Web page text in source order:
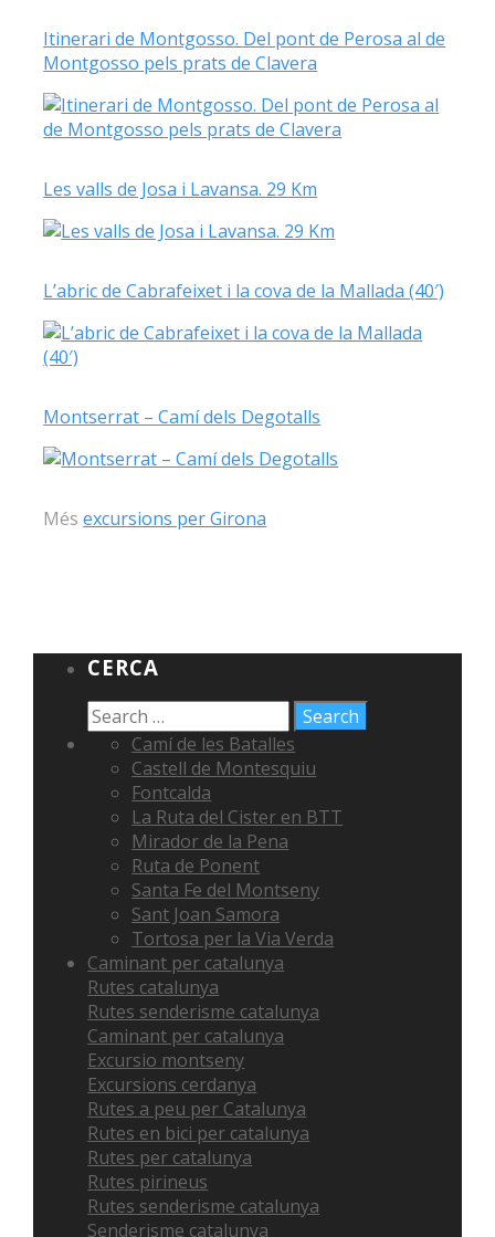
Itinerari de Montgosso. Del pont de Perosa al de
Montgosso pels prats de Clavera
Les valls de Josa i Lavansa. 29 Km
L’abric de Cabrafeixet i la cova de la Mallada (40′)
Montserrat – Camí dels Degotalls
Mésexcursions per Girona
CERCA
Camí de les Batalles
Castell de Montesquiu
Fontcalda
La Ruta del Cister en BTT
Mirador de la Pena
Ruta de Ponent
Santa Fe del Montseny
Sant Joan Samora
Tortosa per la Via Verda
Caminant per catalunya
Rutes catalunya
Rutes senderisme catalunya
Caminant per catalunya
Excursio montseny
Excursions cerdanya
Rutes a peu per Catalunya
Rutes en bici per catalunya
Rutes per catalunya
Rutes pirineus
Rutes senderisme catalunya
Senderisme catalunya